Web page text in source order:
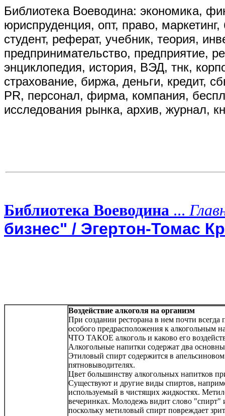
Библиотека Воеводина: экономика,
юриспруденция, опт, право,
студент, реферат, учебник, теория,
предпринимательство, предприятие,
энциклопедия, история, ВЭД, тнк,
страхование, биржа, деньги, кредит,
PR, персонал, фирма, компания,
исследования рынка, архив, журнал,
Библиотека Воеводина ...
бизнес" / Эгертон-Томас
Воздействие алкоголя на организм
При создании ресторана в нем почти
особого предрасположения к алкогольным
ЧТО ТАКОЕ алкоголь и каково его
Алкогольные напитки содержат два
Этиловый спирт содержится в апельсиновом
пятновыводителях.
Цвет большинству алкогольных напитков
Существуют и другие виды спиртов,
используемый в чистящих жидкостях.
вечеринках. Молодежь видит слово "спирт"
поскольку метиловый спирт повреждает